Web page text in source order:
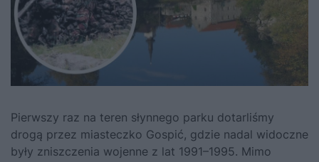
Pierwszy raz na teren słynnego parku dotarliśmy
drogą przez miasteczko Gospić, gdzie nadal widoczne
były zniszczenia wojenne z lat 1991–1995. Mimo